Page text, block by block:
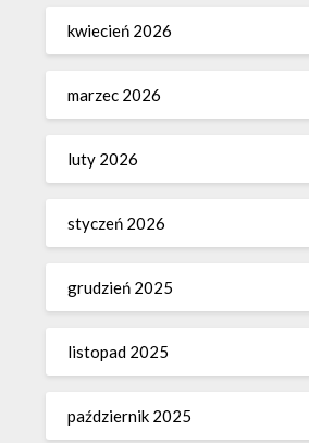
kwiecień 2026
marzec 2026
luty 2026
styczeń 2026
grudzień 2025
listopad 2025
październik 2025